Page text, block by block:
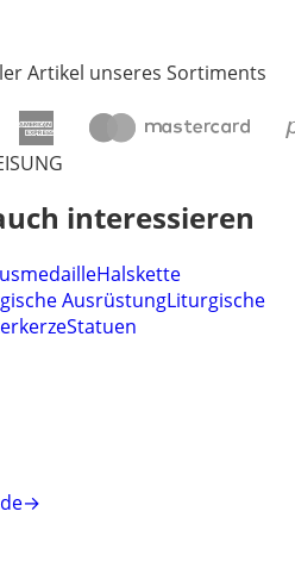
Artikel unseres Sortiments
interessieren
Halskette
AusrüstungLiturgische
Statuen
→